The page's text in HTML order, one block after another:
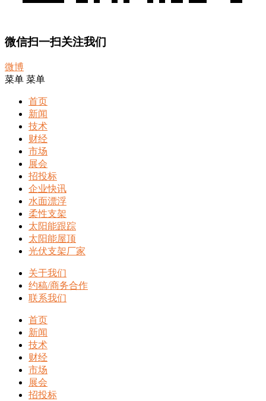
微信扫一扫关注我们
微博
菜单 菜单
首页
新闻
技术
财经
市场
展会
招投标
企业快讯
水面漂浮
柔性支架
太阳能跟踪
太阳能屋顶
光伏支架厂家
关于我们
约稿/商务合作
联系我们
首页
新闻
技术
财经
市场
展会
招投标